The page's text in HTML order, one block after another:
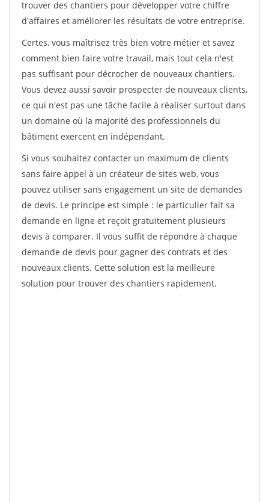
trouver des chantiers pour développer votre chiffre
d'affaires et améliorer les résultats de votre entreprise.
Certes, vous maîtrisez très bien votre métier et savez
comment bien faire votre travail, mais tout cela n'est
pas suffisant pour décrocher de nouveaux chantiers.
Vous devez aussi savoir prospecter de nouveaux clients,
ce qui n'est pas une tâche facile à réaliser surtout dans
un domaine où la majorité des professionnels du
bâtiment exercent en indépendant.
Si vous souhaitez contacter un maximum de clients
sans faire appel à un créateur de sites web, vous
pouvez utiliser sans engagement un site de demandes
de devis. Le principe est simple : le particulier fait sa
demande en ligne et reçoit gratuitement plusieurs
devis à comparer. Il vous suffit de répondre à chaque
demande de devis pour gagner des contrats et des
nouveaux clients. Cette solution est la meilleure
solution pour trouver des chantiers rapidement.